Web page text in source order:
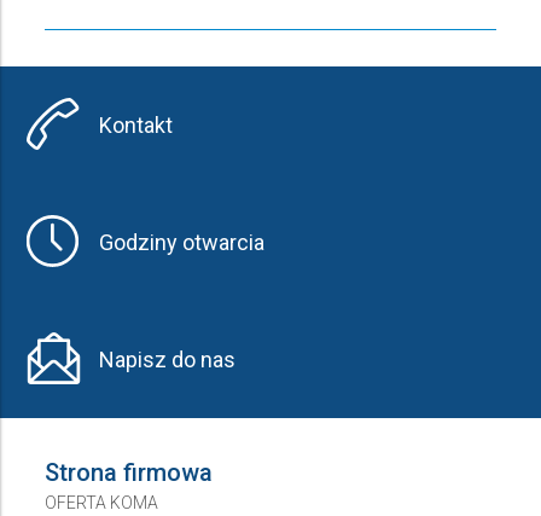
Kontakt
Godziny otwarcia
Napisz do nas
Strona firmowa
OFERTA KOMA